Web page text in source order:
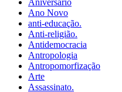
Aniversário
Ano Novo
anti-educação.
Anti-religião.
Antidemocracia
Antropologia
Antropomorfização
Arte
Assassinato.